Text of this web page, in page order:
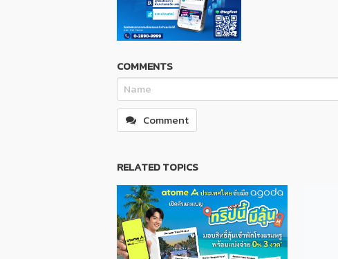
COMMENTS
Comment
RELATED TOPICS